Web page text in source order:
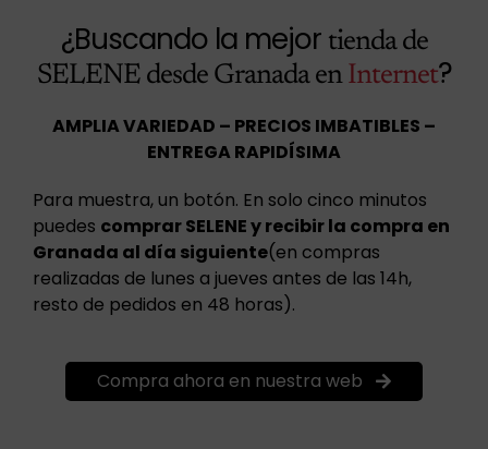
¿Buscando la mejor tienda de
SELENE desde Granada enInternet?
AMPLIA VARIEDAD – PRECIOS IMBATIBLES –
ENTREGA RAPIDÍSIMA
Para muestra, un botón. En solo cinco minutos
puedes comprar SELENE y recibir la compra en
Granada al día siguiente(en compras
realizadas de lunes a jueves antes de las 14h,
resto de pedidos en 48 horas).
Compra ahora en nuestra web